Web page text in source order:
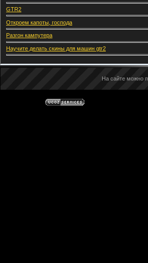
GTR2
Откроем капоты, господа
Разгон кампутера
Научите делать скины для машин gtr2
На сайте можно